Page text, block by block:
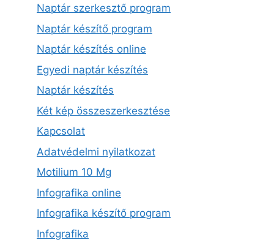
Naptár szerkesztő program
Naptár készítő program
Naptár készítés online
Egyedi naptár készítés
Naptár készítés
Két kép összeszerkesztése
Kapcsolat
Adatvédelmi nyilatkozat
Motilium 10 Mg
Infografika online
Infografika készítő program
Infografika